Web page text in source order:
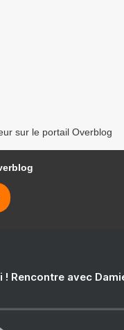
sur le portail Overblog
Rencontre avec